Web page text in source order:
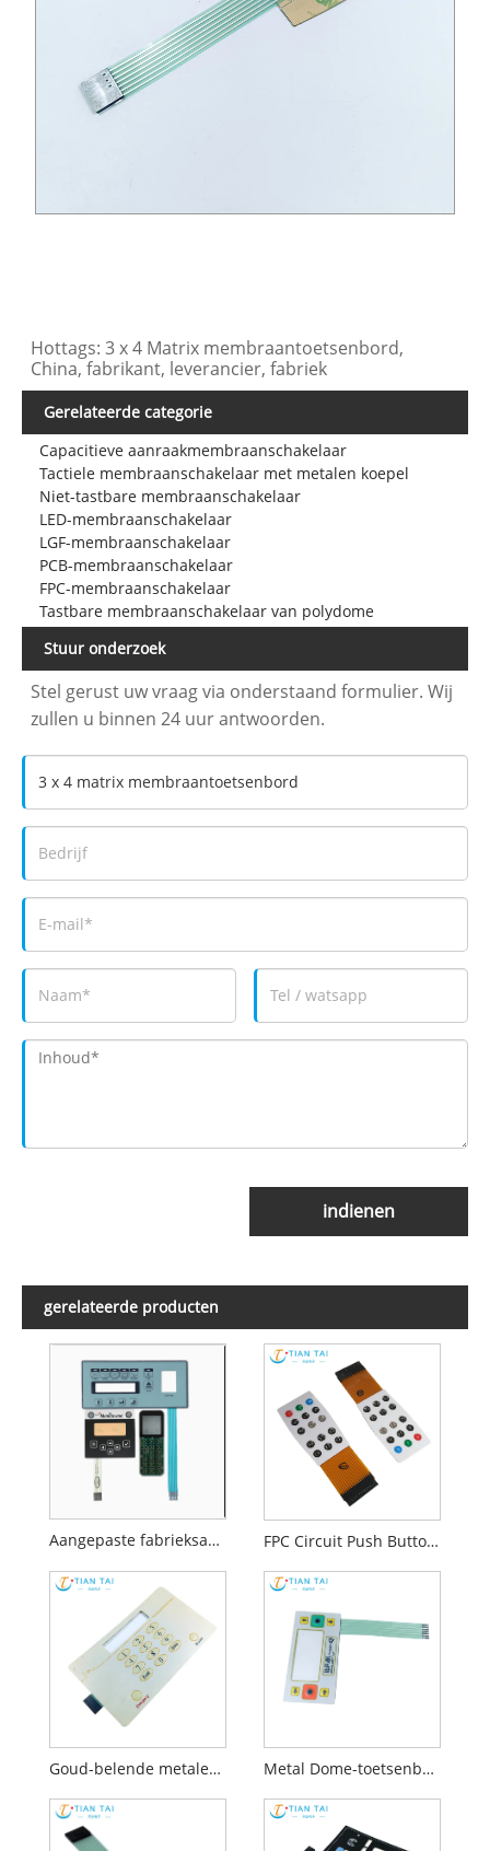
Hottags: 3 x 4 Matrix membraantoetsenbord,
China, fabrikant, leverancier, fabriek
Gerelateerde categorie
Capacitieve aanraakmembraanschakelaar
Tactiele membraanschakelaar met metalen koepel
Niet-tastbare membraanschakelaar
LED-membraanschakelaar
LGF-membraanschakelaar
PCB-membraanschakelaar
FPC-membraanschakelaar
Tastbare membraanschakelaar van polydome
Stuur onderzoek
Stel gerust uw vraag via onderstaand formulier. Wij
zullen u binnen 24 uur antwoorden.
indienen
gerelateerde producten
Aangepaste fabrieksapparatuur Instrumentenbedieningspanelen FPC Circuit Push Button Membraan -toetsenbord
Goud-belende metalen koepelmembraanschakelaar Metal Dome-toetsenbord met helder venster